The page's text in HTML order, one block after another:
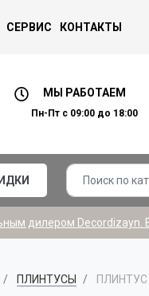
СЕРВИС КОНТАКТЫ
МЫ РАБОТАЕМ
Пн-Пт с 09:00 до 18:00
дилером Decordizayn.
ПЛИНТУСЫ ПЛИНТУС